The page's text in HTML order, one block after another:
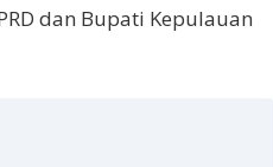
dan Bupati Kepulauan